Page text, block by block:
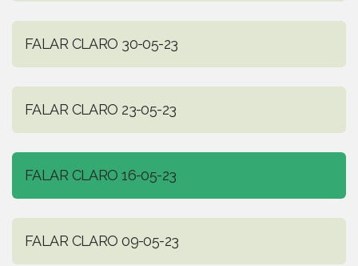
FALAR CLARO 30-05-23
FALAR CLARO 23-05-23
FALAR CLARO 16-05-23
FALAR CLARO 09-05-23